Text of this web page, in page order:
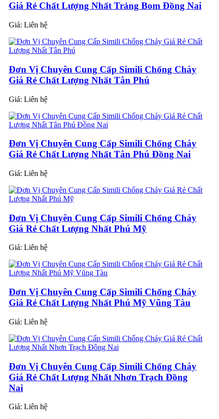
Giá Rẻ Chất Lượng Nhất Trảng Bom Đồng Nai
Giá: Liên hệ
Đơn Vị Chuyên Cung Cấp Simili Chống Cháy
Giá Rẻ Chất Lượng Nhất Tân Phú
Giá: Liên hệ
Đơn Vị Chuyên Cung Cấp Simili Chống Cháy
Giá Rẻ Chất Lượng Nhất Tân Phú Đồng Nai
Giá: Liên hệ
Đơn Vị Chuyên Cung Cấp Simili Chống Cháy
Giá Rẻ Chất Lượng Nhất Phú Mỹ
Giá: Liên hệ
Đơn Vị Chuyên Cung Cấp Simili Chống Cháy
Giá Rẻ Chất Lượng Nhất Phú Mỹ Vũng Tàu
Giá: Liên hệ
Đơn Vị Chuyên Cung Cấp Simili Chống Cháy
Giá Rẻ Chất Lượng Nhất Nhơn Trạch Đồng
Nai
Giá: Liên hệ